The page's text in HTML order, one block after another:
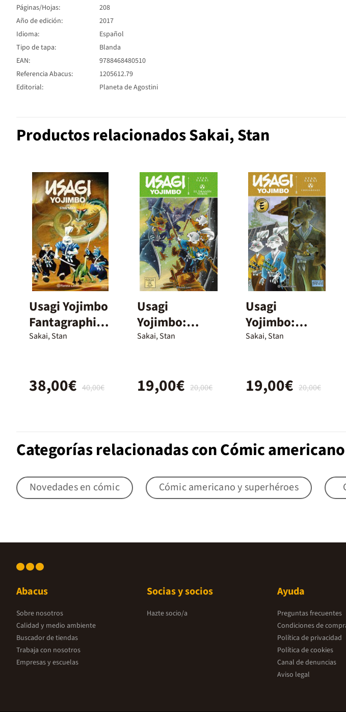
Páginas/Hojas:
208
Año de edición:
2017
Idioma:
Español
Tipo de tapa:
Blanda
EAN:
9788468480510
Referencia Abacus:
1205612.79
Editorial:
Planeta de Agostini
Productos relacionados Sakai, Stan
Usagi Yojimbo
Fantagraphics
Integral nº
Sakai, Stan
40,00€
38,00€
Usagi
Yojimbo:
Dragón Verde
Sakai, Stan
20,00€
19,00€
Usagi
Yojimbo:
Rescate
Sakai, Stan
20,00€
19,00€
Categorías relacionadas con Cómic
Novedades en cómic Cómic americano y superhéroes
Abacus
Sobre nosotros
Calidad y medio ambiente
Buscador de tiendas
Trabaja con nosotros
Empresas y escuelas
Socias y socios
Hazte socio/a
Ayuda
Preguntas frecuentes
Condiciones de
Política de privacidad
Política de cookies
Canal de denuncias
Aviso legal